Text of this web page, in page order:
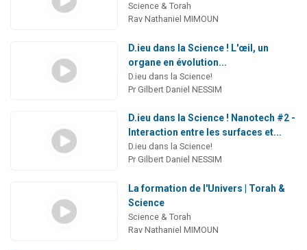
Science & Torah
Rav Nathaniel MIMOUN
D.ieu dans la Science ! L'œil, un
organe en évolution...
D.ieu dans la Science!
Pr Gilbert Daniel NESSIM
D.ieu dans la Science ! Nanotech #2 -
Interaction entre les surfaces et...
D.ieu dans la Science!
Pr Gilbert Daniel NESSIM
La formation de l'Univers | Torah &
Science
Science & Torah
Rav Nathaniel MIMOUN